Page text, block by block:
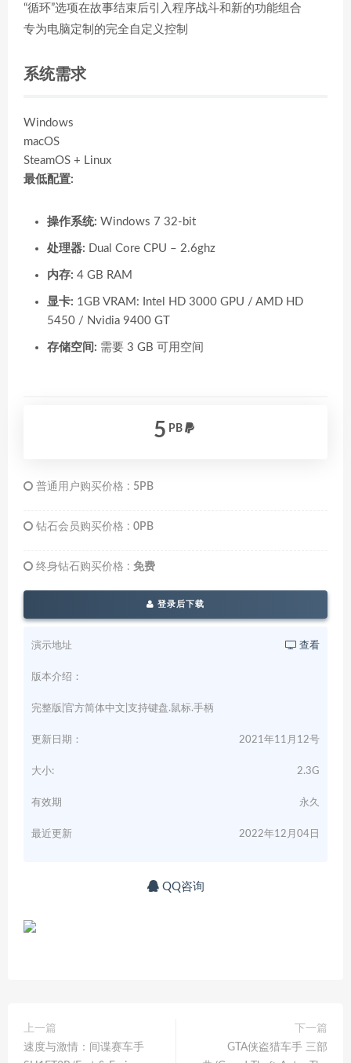
“循环”选项在故事结束后引入程序战斗和新的功能组合
专为电脑定制的完全自定义控制
系统需求
Windows
macOS
SteamOS + Linux
最低配置:
操作系统: Windows 7 32-bit
处理器: Dual Core CPU – 2.6ghz
内存: 4 GB RAM
显卡: 1GB VRAM: Intel HD 3000 GPU / AMD HD
5450 / Nvidia 9400 GT
存储空间: 需要 3 GB 可用空间
5 PB
普通用户购买价格 : 5PB
钻石会员购买价格 : 0PB
终身钻石购买价格 : 免费
登录后下载
演示地址 查看
版本介绍：
完整版|官方简体中文|支持键盘.鼠标.手柄
更新日期： 2021年11月12号
大小: 2.3G
有效期 永久
最近更新 2022年12月04日
QQ咨询
上一篇
速度与激情：间谍赛车手
下一篇
GTA侠盗猎车手 三部